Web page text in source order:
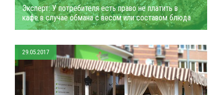
Эксперт: У потребителя есть право не платить в
кафе в случае обмана с весом или составом блюда
29.05.2017